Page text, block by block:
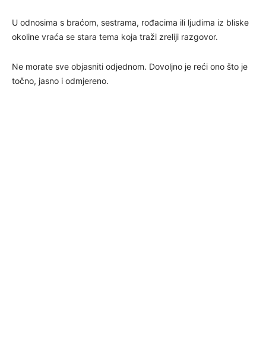
U odnosima s braćom, sestrama, rođacima ili ljudima iz bliske
okoline vraća se stara tema koja traži zreliji razgovor.
Ne morate sve objasniti odjednom. Dovoljno je reći ono što je
točno, jasno i odmjereno.